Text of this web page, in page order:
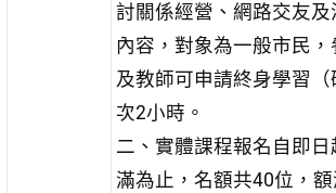
討關係經營、網路交友
內容，對象為一般市民
及教師可申請終身學習
次2小時。
二、實體課程報名自即
滿為止，名額共40位，